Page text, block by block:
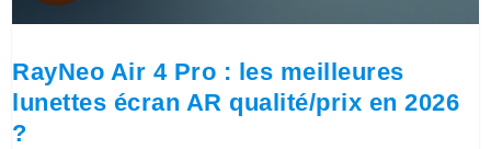
RayNeo Air 4 Pro : les meilleures
lunettes écran AR qualité/prix en 2026
?